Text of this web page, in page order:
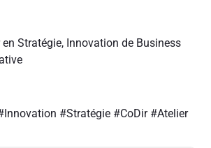
Stratégie, Innovation de Business
#Stratégie #CoDir #Atelier